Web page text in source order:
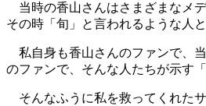
当時の香山さんはさまざまなメ
その時「旬」と言われるような人
私自身も香山さんのファンで、
のファンで、そんな人たちが示す
そんなふうに私を救ってくれた